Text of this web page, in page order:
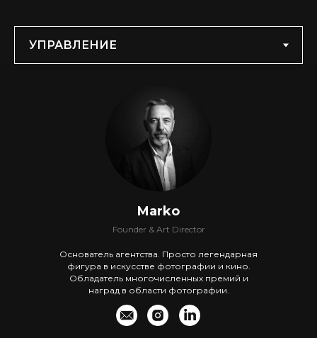
Founder & Art Director
Marko
Основатель агентства. Просто легендарная
фигура в искусстве фотографии и кино.
Обладатель многочисленных премий и
наград в области фотографии.